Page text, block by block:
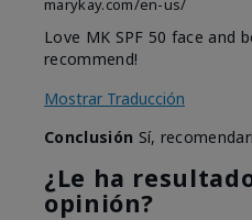
Love MK SPF 50 face and
recommend!
Mostrar Traducción
Conclusión Sí,
¿Le ha
opinión?